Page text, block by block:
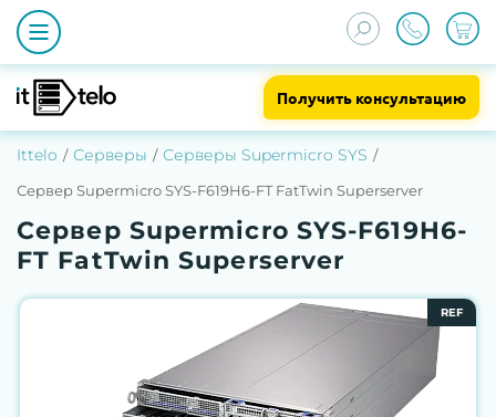
Получить консультацию
Ittelo Серверы Серверы Supermicro SYS
Сервер Supermicro SYS-F619H6-FT FatTwin Superserver
Сервер Supermicro SYS-F619H6-
FT FatTwin Superserver
REF